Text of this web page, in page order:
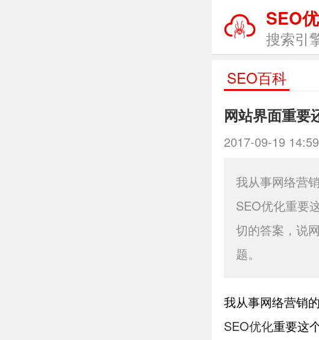
SEO
搜索引
SEO百科
网站界面重要
2017-09-19
我从事网络营
SEO优化重要
切的答案，说
题。
我从事网络营销
SEO优化重要这